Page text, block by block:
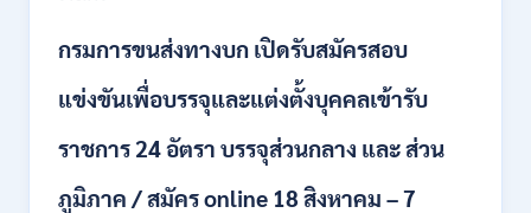
อัตรา
ปวส.
ป.ตรี
สาขา
กรมการขนส่งทางบก เปิดรับสมัครสอบ
แข่งขันเพื่อบรรจุและแต่งตั้งบุคคลเข้ารับ
ราชการ 24 อัตรา บรรจุส่วนกลาง และ ส่วน
ภูมิภาค / สมัคร online 18 สิงหาคม – 7